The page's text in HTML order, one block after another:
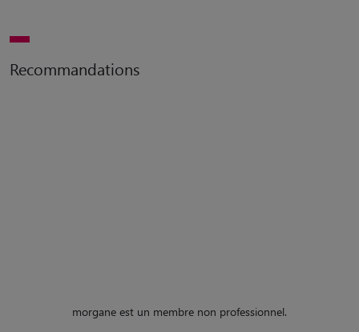
Recommandations
morgane est un membre non professionnel.